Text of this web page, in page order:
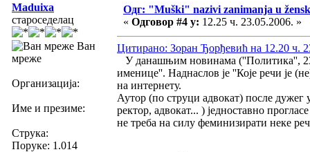
Maduixa
староседелац
Ван
мреже
Организација:
Име и презиме:
Струка:
Поруке: 1.014
Одг: "Muški" nazivi zanimanja u
« Одговор #4 у: 12.25 ч. 23.05.2006. »
Цитирано: Зоран Ђорђевић на 12.20 ч.
У данашњим новинама (''Политика'',
именице''. Наднаслов је ''Које речи је
на интернету.
Аутор (по струци адвокат) после дужег
ректор, адвокат... ) једноставно
не треба на силу феминизирати неке